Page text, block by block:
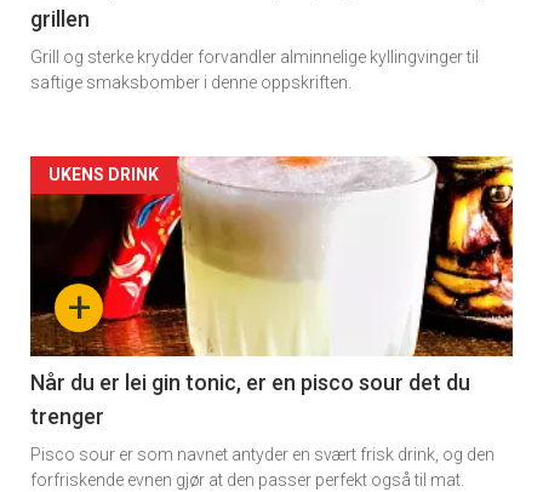
grillen
Grill og sterke krydder forvandler alminnelige kyllingvinger til
saftige smaksbomber i denne oppskriften.
Forsiden
akkurat
nå
-
2
+
UKENS DRINK
Når du er lei gin tonic, er en pisco sour det du
trenger
Pisco sour er som navnet antyder en svært frisk drink, og den
forfriskende evnen gjør at den passer perfekt også til mat.